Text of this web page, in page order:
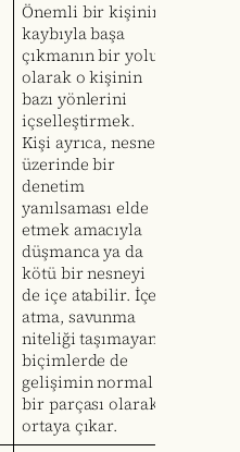
Önemli bir kişinin
kaybıyla başa
çıkmanın bir yolu
olarak o kişinin
bazı yönlerini
içselleştirmek.
Kişi ayrıca, nesne
üzerinde bir
denetim
yanılsaması elde
etmek amacıyla
düşmanca ya da
kötü bir nesneyi
de içe atabilir. İçe
atma, savunma
niteliği taşımayan
biçimlerde de
gelişimin normal
bir parçası olarak
ortaya çıkar.